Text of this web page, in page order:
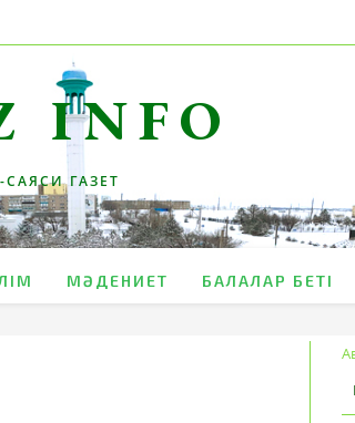
INFO
ГАЗЕТ
МӘДЕНИЕТ БАЛАЛАР БЕТІ